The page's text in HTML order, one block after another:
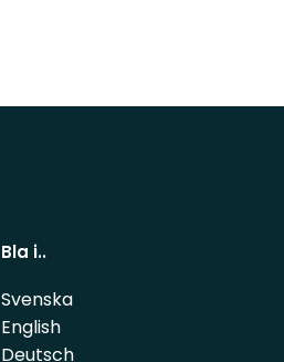
Bla i..
Svenska
English
Deutsch